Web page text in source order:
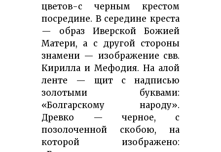
цветов-с черным крестом
посредине. В середине креста
— образ Иверской Божией
Матери, а с другой стороны
знамени — изображение свв.
Кирилла и Мефодия. На алой
ленте — щит с надписью
золотыми буквами:
«Болгарскому народу».
Древко — черное, с
позолоченной скобою, на
которой изображено: